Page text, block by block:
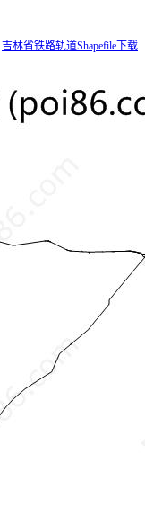
吉林省铁路轨道Shapefile下载